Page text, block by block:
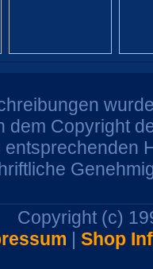
dem Copyright
Copyright (c)
| Shop